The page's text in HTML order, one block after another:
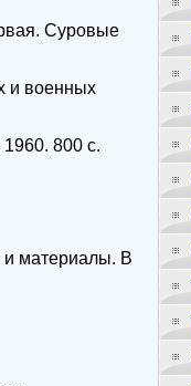
Суровые
и военных
800 с.
и материалы. В